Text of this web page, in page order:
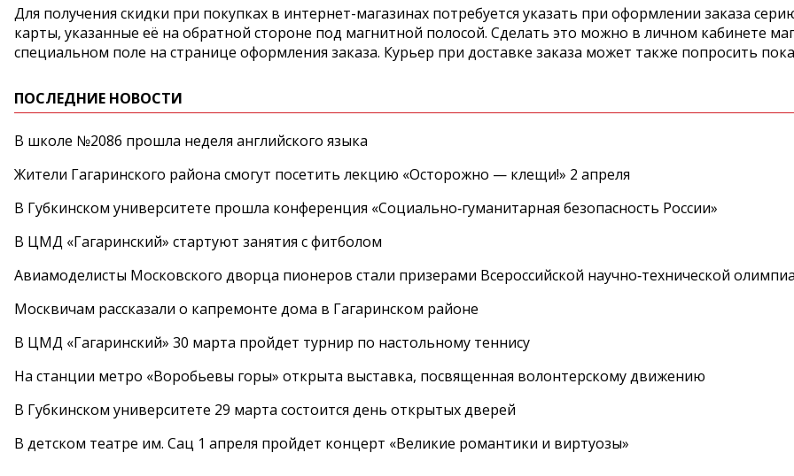
Для получения скидки при покупках в интернет-магазинах потребуется указать при оформлении заказа
карты, указанные её на обратной стороне под магнитной полосой. Сделать это можно в личном кабинете
специальном поле на странице оформления заказа. Курьер при доставке заказа может также попросить
ПОСЛЕДНИЕ НОВОСТИ
В школе №2086 прошла неделя английского языка
Жители Гагаринского района смогут посетить лекцию «Осторожно — клещи!» 2 апреля
В Губкинском университете прошла конференция «Социально‑гуманитарная безопасность России»
В ЦМД «Гагаринский» стартуют занятия с фитболом
Авиамоделисты Московского дворца пионеров стали призерами Всероссийской научно‑технической
Москвичам рассказали о капремонте дома в Гагаринском районе
В ЦМД «Гагаринский» 30 марта пройдет турнир по настольному теннису
На станции метро «Воробьевы горы» открыта выставка, посвященная волонтерскому движению
В Губкинском университете 29 марта состоится день открытых дверей
В детском театре им. Сац 1 апреля пройдет концерт «Великие романтики и виртуозы»